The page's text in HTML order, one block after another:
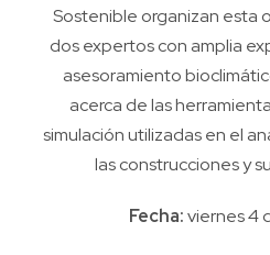
Sostenible organizan esta
dos expertos con amplia
asesoramiento
acerca de las
simulación utilizadas en el
las construcciones y
Fecha:viernes 4